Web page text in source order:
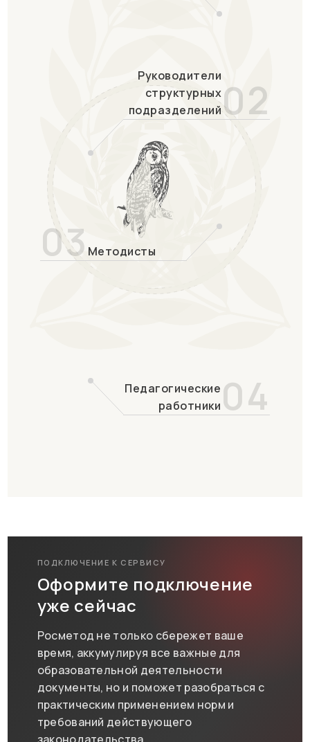
Руководители
структурных
подразделений02
03 Методисты
Педагогические
работники 04
ПОДКЛЮЧЕНИЕ К СЕРВИСУ
Оформите подключение
уже сейчас
Росметод не только сбережет ваше
время, аккумулируя все важные для
образовательной деятельности
документы, но и поможет разобраться с
практическим применением норм и
требований действующего